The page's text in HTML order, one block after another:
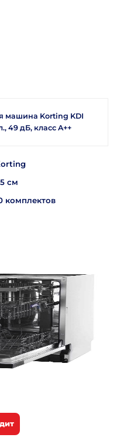
машина Korting KDI
49 дБ, класс A++
см
комплектов